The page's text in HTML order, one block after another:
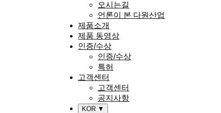
오시는길
언론이 본 다원산업
제품소개
제품 동영상
인증/수상
인증/수상
특허
고객센터
고객센터
공지사항
KOR ▼